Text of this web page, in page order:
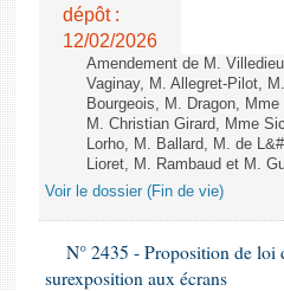
dépôt :
12/02/2026
Amendement de M.
Vaginay, M. Allegret-Pilot,
Bourgeois, M. Dragon,
M. Christian Girard, Mme
Lorho, M. Ballard, M. de
Lioret, M. Rambaud et M.
Voir le dossier (Fin de vie)
N° 2435 - Proposition de loi
surexposition aux écrans